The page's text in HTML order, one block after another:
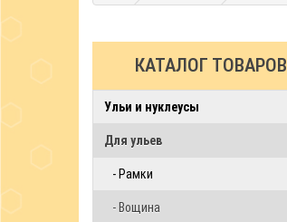
КАТАЛОГ ТОВАРОВ
Ульи и нуклеусы
Для ульев
- Рамки
- Вощина